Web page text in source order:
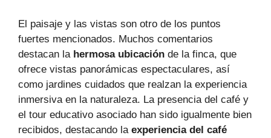
El paisaje y las vistas son otro de los puntos
fuertes mencionados. Muchos comentarios
destacan la hermosa ubicación de la finca, que
ofrece vistas panorámicas espectaculares, así
como jardines cuidados que realzan la experiencia
inmersiva en la naturaleza. La presencia del café y
el tour educativo asociado han sido igualmente bien
recibidos, destacando la experiencia del café